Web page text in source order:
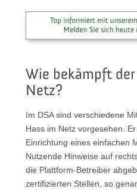
Wie bekämpft
Netz?
Im DSA sind verschiedene
Hass im Netz vorgesehen.
Einrichtung eines einfachen
Nutzende Hinweise auf
die Plattform-Betreiber
zertifizierten Stellen, so